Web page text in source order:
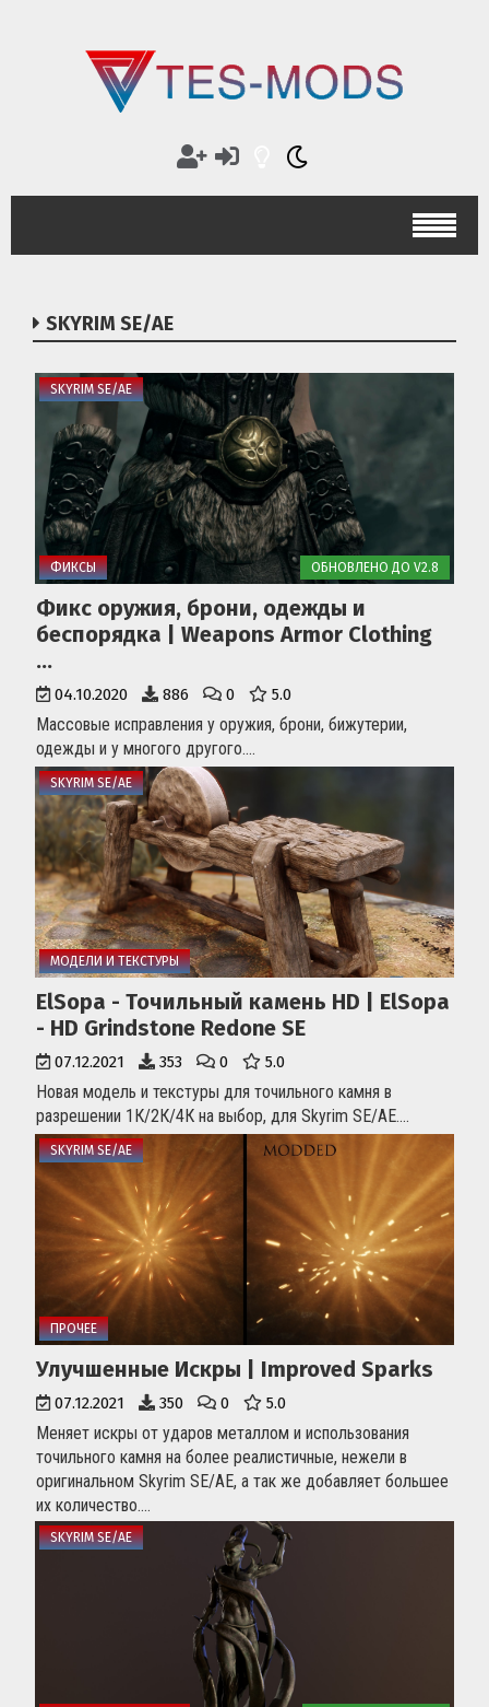
SKYRIM SE/AE
SKYRIM SE/AE
ФИКСЫ ОБНОВЛЕНО ДО V2.8
Фикс оружия, брони, одежды и
беспорядка | Weapons Armor Clothing
...
04.10.2020 886 0 5.0
Массовые исправления у оружия, брони, бижутерии,
одежды и у многого другого....
SKYRIM SE/AE
МОДЕЛИ И ТЕКСТУРЫ
ElSopa - Точильный камень HD | ElSopa
- HD Grindstone Redone SE
07.12.2021 353 0 5.0
Новая модель и текстуры для точильного камня в
разрешении 1К/2К/4К на выбор, для Skyrim SE/AE....
SKYRIM SE/AE
ПРОЧЕЕ
Улучшенные Искры | Improved Sparks
07.12.2021 350 0 5.0
Меняет искры от ударов металлом и использования
точильного камня на более реалистичные, нежели в
оригинальном Skyrim SE/AE, а так же добавляет большее
их количество....
SKYRIM SE/AE